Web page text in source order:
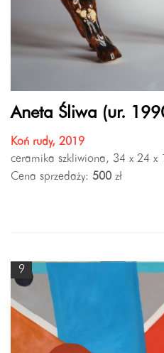
Aneta Śliwa (ur.
Koń rudy, 2019
ceramika szkliwiona, 34 x 24 x
Cena sprzedaży: 500 zł
9